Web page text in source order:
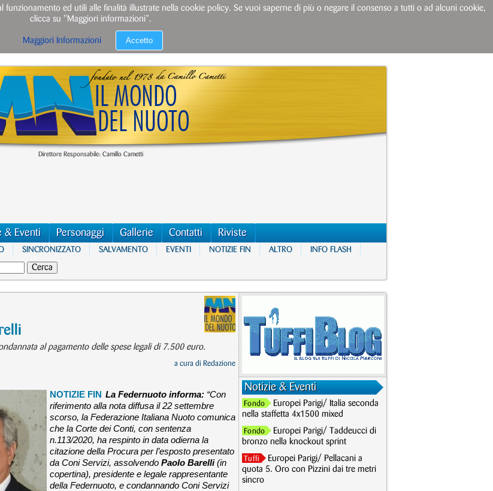
Direttore Responsabile: Camillo Cametti
& Eventi Personaggi Gallerie Contatti Riviste
SINCRONIZZATO SALVAMENTO EVENTI NOTIZIE FIN ALTRO INFO FLASH
al pagamento delle spese legali di 7.500 euro.
a cura di Redazione
NOTIZIE FIN La Federnuoto informa: “Con
riferimento alla nota diffusa il 22 settembre
scorso, la Federazione Italiana Nuoto comunica
che la Corte dei Conti, con sentenza
n.113/2020, ha respinto in data odierna la
citazione della Procura per l’esposto presentato
da Coni Servizi, assolvendo Paolo Barelli(in
copertina), presidente e legale rappresentante
della Federnuoto, e condannando Coni Servizi
Notizie & Eventi
Fondo
Europei Parigi/ Italia seconda
nella staffetta 4x1500 mixed
Fondo
Europei Parigi/ Taddeucci di
bronzo nella knockout sprint
Tuffi
Europei Parigi/ Pellacani a
quota 5. Oro con Pizzini dai tre metri
sincro
ed utili alle finalità illustrate nella cookie policy. Se vuoi saperne di più o negare il consenso a tutti o ad alcuni cookie,
clicca su "Maggiori informazioni”.
Maggiori Informazioni Accetto